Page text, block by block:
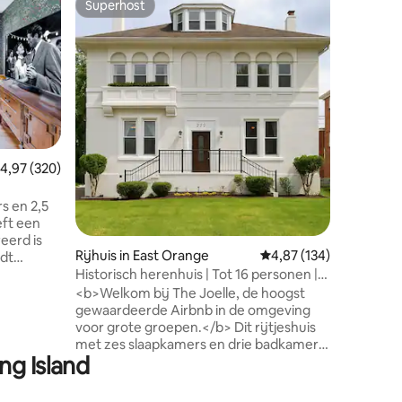
beoordeling van 4,97 op 5, 320 recensies
4,97 (320)
en 2,5
een
is
Superhost
Superhost
Rijhuis in East Orange Gemiddelde
4,87 (134)
Historisch herenhuis | Tot 16 personen |
Wereldkampioenschap voetbal + park
<b>Welkom bij The Joelle, de hoogst
gewaardeerde Airbnb in de omgeving
voor grote groepen.</b> Dit rijtjeshuis
met zes slaapkamers en drie badkamers
was ooit een historische
stadsbibliotheek. Het is nu een prachtig
Island